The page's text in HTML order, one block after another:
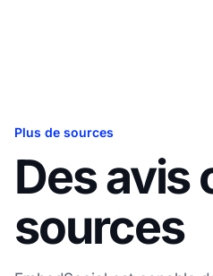
Plus de sources
Des avis
sources